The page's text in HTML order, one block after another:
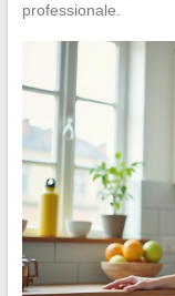
professionale.